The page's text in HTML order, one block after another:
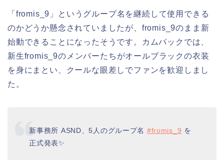
「fromis_9」というグループ名を継続して使用できる
のかどうか懸念されていましたが、fromis_9のまま新
始動できることになったそうです。カムバックでは、
新生fromis_9のメンバーたちがオールブラックの衣装
を身にまとい、クールな眼差しでファンを歓迎しまし
た。
新事務所 ASND、5人のグループ名 #fromis_9 を
正式発表✨